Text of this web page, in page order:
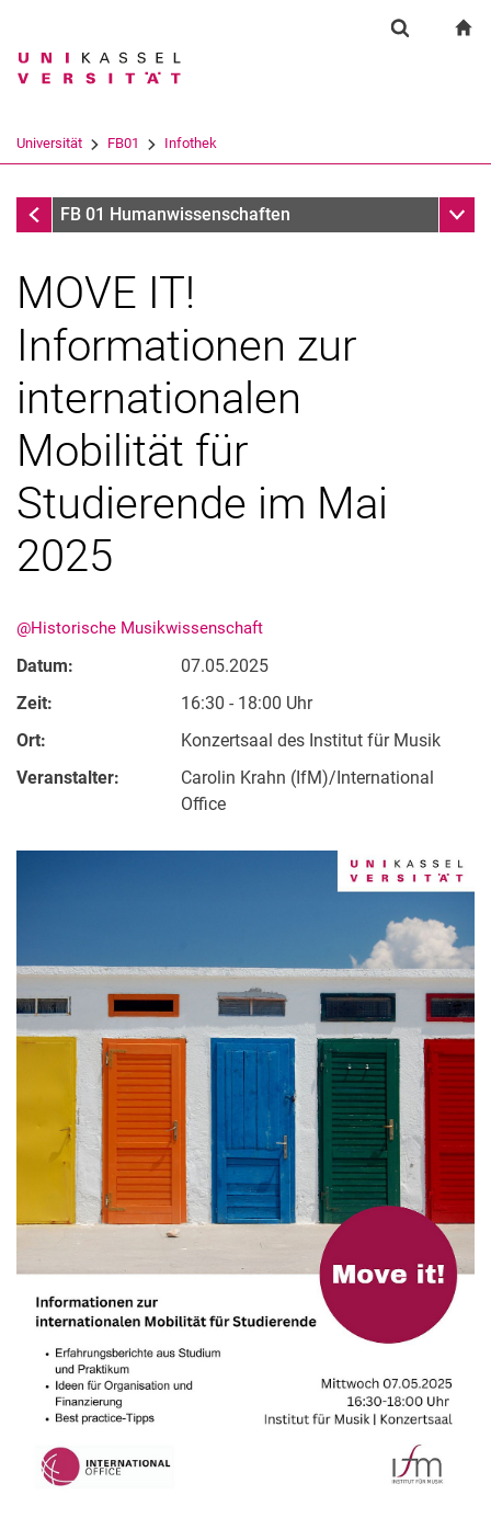
Springe direkt zu: Inhalt
Springe direkt zu: Suche
Springe direkt zu:
Suchbegriff
Suchen (öffnet externen Link in einem
Universität FB01 Infothek
InfothekFB 01 Humanwissenschaften
Aktuelles
Termine
MOVE IT!
Informationen zur
internationalen
Mobilität für
Studierende im Mai
2025
@Historische Musikwissenschaft
Datum:
07.05.2025
Zeit:
16:30 - 18:00 Uhr
Ort:
Konzertsaal des Institut für Musik
Veranstalter:
Carolin Krahn (IfM)/International
Office